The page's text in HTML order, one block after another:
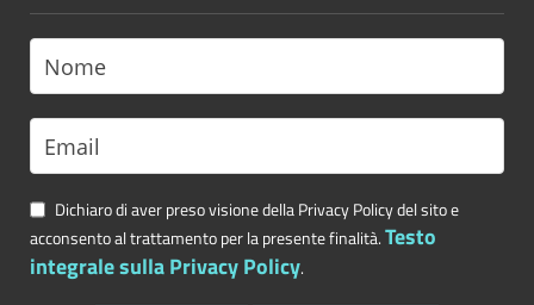
Dichiaro di aver preso visione della Privacy Policy del sito e
acconsento al trattamento per la presente finalità.Testo
integrale sulla Privacy Policy.